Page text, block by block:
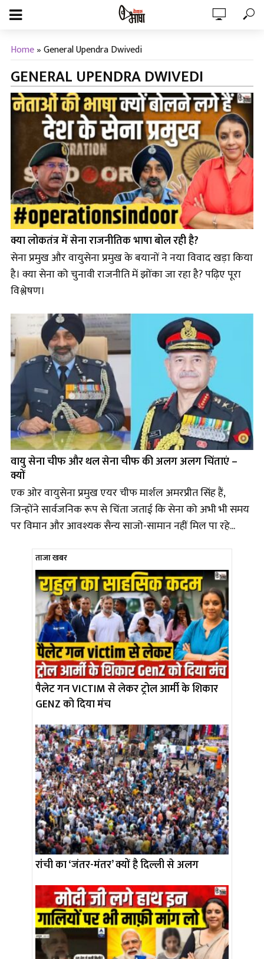
Home»General Upendra Dwivedi
GENERAL UPENDRA DWIVEDI
क्या लोकतंत्र में सेना राजनीतिक भाषा बोल रही है?
सेना प्रमुख और वायुसेना प्रमुख के बयानों ने नया विवाद खड़ा किया
है। क्या सेना को चुनावी राजनीति में झोंका जा रहा है? पढ़िए पूरा
विश्लेषण।
वायु सेना चीफ और थल सेना चीफ की अलग अलग चिंताएं –
क्यों
एक ओर वायुसेना प्रमुख एयर चीफ मार्शल अमरप्रीत सिंह हैं,
जिन्होंने सार्वजनिक रूप से चिंता जताई कि सेना को अभी भी समय
पर विमान और आवश्यक सैन्य साजो-सामान नहीं मिल पा रहे...
ताजा खबर
पैलेट गन VICTIM से लेकर ट्रोल आर्मी के शिकार
GENZ को दिया मंच
रांची का ‘जंतर-मंतर’ क्यों है दिल्ली से अलग